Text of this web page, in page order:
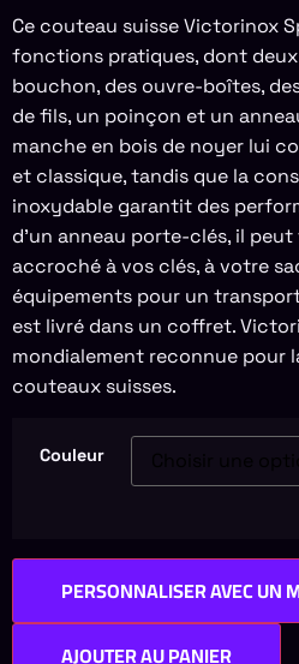
Ce couteau suisse Victorinox
fonctions pratiques, dont
bouchon, des ouvre-boîtes,
de fils, un poinçon et un
manche en bois de noyer lui
et classique, tandis que la
inoxydable garantit des
d’un anneau porte-clés, il
accroché à vos clés, à votre
équipements pour un
est livré dans un coffret.
mondialement reconnue pour
couteaux suisses.
Couleur
PERSONNALISER AVEC UN
AJOUTER AU PANIER